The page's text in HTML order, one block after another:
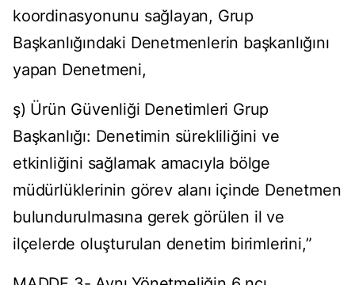
koordinasyonunu sağlayan, Grup
Başkanlığındaki Denetmenlerin başkanlığını
yapan Denetmeni,
ş) Ürün Güvenliği Denetimleri Grup
Başkanlığı: Denetimin sürekliliğini ve
etkinliğini sağlamak amacıyla bölge
müdürlüklerinin görev alanı içinde Denetmen
bulundurulmasına gerek görülen il ve
ilçelerde oluşturulan denetim birimlerini,”